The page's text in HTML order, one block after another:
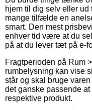
hjem til dig selv eller
mange tilfælde en
smart. Den mest
enhver tid være at du
på at du lever tæt på e-
Fragtperioden på Rum
rumbelysning kan vise
står og skal bruge
det ganske passende
respektive produkt.